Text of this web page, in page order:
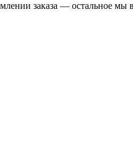
заказа — остальное мы